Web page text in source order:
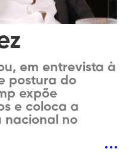
em entrevista à
postura do
expõe
e coloca a
nacional no